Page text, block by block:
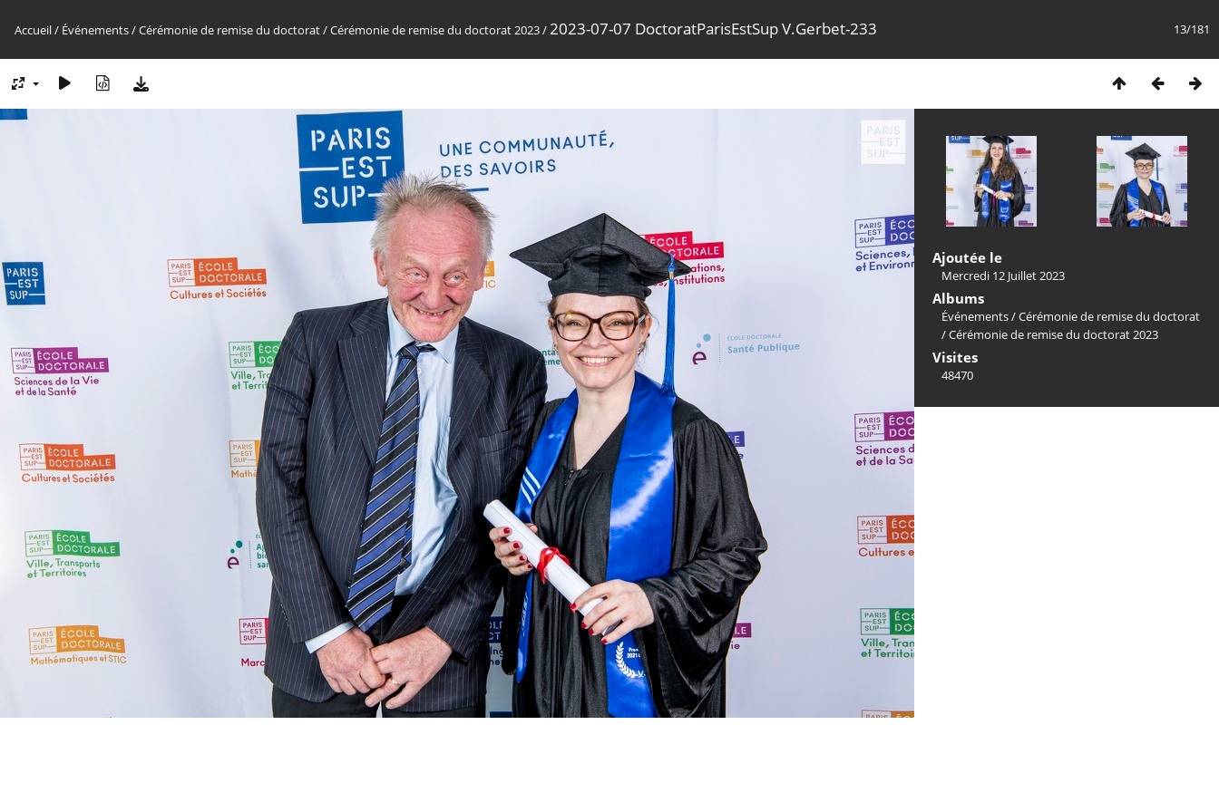
13/181
Accueil/ Événements/Cérémonie de remise du doctorat/Cérémonie de remise du doctorat 2023/2023-07-07 DoctoratParisEstSup V.Gerbet-233
Ajoutée le
Mercredi 12 Juillet 2023
Albums
Événements/Cérémonie de remise du doctorat
/Cérémonie de remise du doctorat 2023
Visites
48470